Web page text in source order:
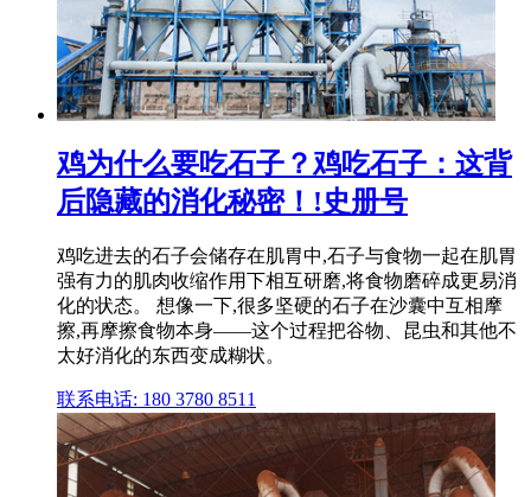
鸡为什么要吃石子？鸡吃石子：这背
后隐藏的消化秘密！!史册号
鸡吃进去的石子会储存在肌胃中,石子与食物一起在肌胃
强有力的肌肉收缩作用下相互研磨,将食物磨碎成更易消
化的状态。 想像一下,很多坚硬的石子在沙囊中互相摩
擦,再摩擦食物本身——这个过程把谷物、昆虫和其他不
太好消化的东西变成糊状。
联系电话: 180 3780 8511